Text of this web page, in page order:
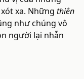
xa. Những thiên
như chúng vô
người lại nhẫn